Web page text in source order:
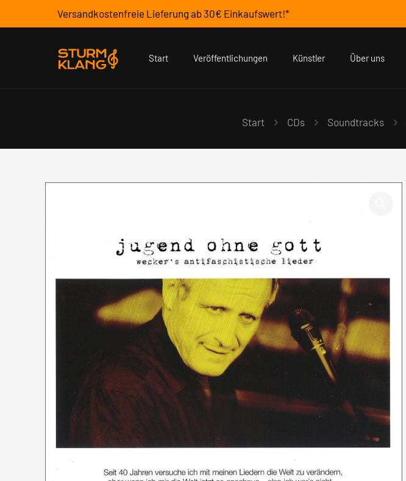
Versandkostenfreie Lieferung ab 30€ Einkaufswert!*
Start Veröffentlichungen Künstler Über uns
Start CDs Soundtracks